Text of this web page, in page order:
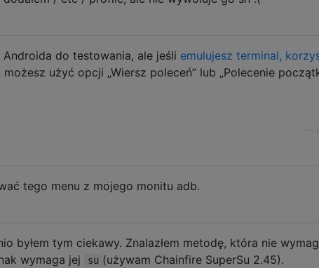
do testowania, ale jeśli emulujesz terminal,
, możesz użyć opcji „Wiersz poleceń” lub „Polecenie
tego menu z mojego monitu adb.
byłem tym ciekawy. Znalazłem metodę, która nie
wymaga jej su (używam Chainfire SuperSu 2.45).